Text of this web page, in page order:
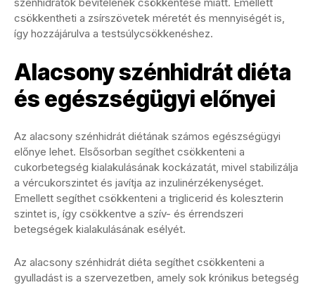
csökkentheti a zsírszövetek méretét és mennyiségét is,
így hozzájárulva a testsúlycsökkenéshez.
Alacsony szénhidrát diéta
és egészségügyi előnyei
Az alacsony szénhidrát diétának számos egészségügyi
előnye lehet. Elsősorban segíthet csökkenteni a
cukorbetegség kialakulásának kockázatát, mivel stabilizálja
a vércukorszintet és javítja az inzulinérzékenységet.
Emellett segíthet csökkenteni a triglicerid és koleszterin
szintet is, így csökkentve a szív- és érrendszeri
betegségek kialakulásának esélyét.
Az alacsony szénhidrát diéta segíthet csökkenteni a
gyulladást is a szervezetben, amely sok krónikus betegség